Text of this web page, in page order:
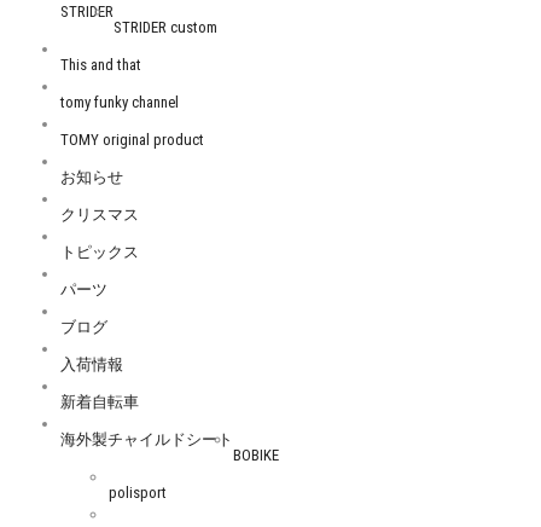
STRIDER
STRIDER custom
This and that
tomy funky channel
TOMY original product
お知らせ
クリスマス
トピックス
パーツ
ブログ
入荷情報
新着自転車
海外製チャイルドシート
BOBIKE
polisport